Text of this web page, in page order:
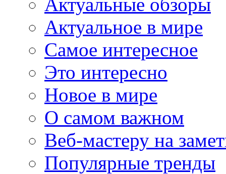
Актуальное в мире
Самое интересное
Это интересно
Новое в мире
О самом важном
Веб-мастеру на
Популярные тренды